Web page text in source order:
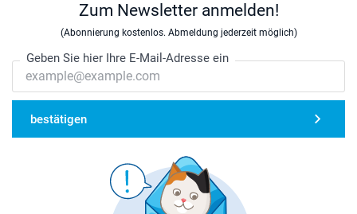
Zum Newsletter anmelden!
(Abonnierung kostenlos. Abmeldung jederzeit möglich)
Geben Sie hier Ihre E-Mail-Adresse ein
bestätigen